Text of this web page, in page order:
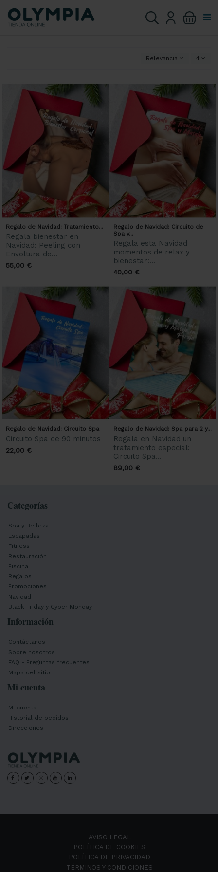
Relevancia 4
Regalo de Navidad: Tratamiento...
Regala bienestar en
Navidad: Peeling con
Envoltura de...
55,00 €
Regalo de Navidad: Circuito de
Spa y...
Regala esta Navidad
momentos de relax y
bienestar:...
40,00 €
Regalo de Navidad: Circuito Spa
Circuito Spa de 90 minutos
22,00 €
Regalo de Navidad: Spa para 2 y...
Regala en Navidad un
tratamiento especial:
Circuito Spa...
89,00 €
Categorías
Spa y Belleza
Escapadas
Fitness
Restauración
Piscina
Regalos
Promociones
Navidad
Black Friday y Cyber Monday
Información
Contáctanos
Sobre nosotros
FAQ - Preguntas frecuentes
Mapa del sitio
Mi cuenta
Mi cuenta
Historial de pedidos
Direcciones
AVISO LEGAL
POLÍTICA DE COOKIES
POLÍTICA DE PRIVACIDAD
TÉRMINOS Y CONDICIONES